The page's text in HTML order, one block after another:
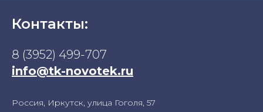
Контакты:
8 (3952) 499-707
info@tk-novotek.ru
Россия, Иркутск, улица Гоголя, 57